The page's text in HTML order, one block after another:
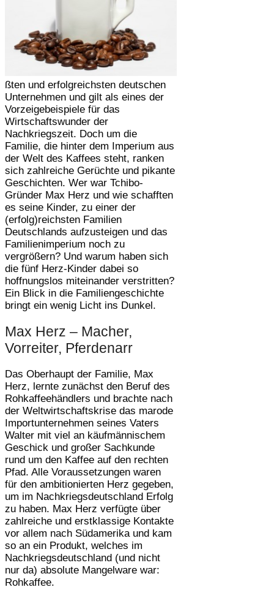
ßten und erfolgreichsten deutschen
Unternehmen und gilt als eines der
Vorzeigebeispiele für das
Wirtschaftswunder der
Nachkriegszeit. Doch um die
Familie, die hinter dem Imperium aus
der Welt des Kaffees steht, ranken
sich zahlreiche Gerüchte und pikante
Geschichten. Wer war Tchibo-
Gründer Max Herz und wie schafften
es seine Kinder, zu einer der
(erfolg)reichsten Familien
Deutschlands aufzusteigen und das
Familienimperium noch zu
vergrößern? Und warum haben sich
die fünf Herz-Kinder dabei so
hoffnungslos miteinander verstritten?
Ein Blick in die Familiengeschichte
bringt ein wenig Licht ins Dunkel.
Max Herz – Macher,
Vorreiter, Pferdenarr
Das Oberhaupt der Familie, Max
Herz, lernte zunächst den Beruf des
Rohkaffeehändlers und brachte nach
der Weltwirtschaftskrise das marode
Importunternehmen seines Vaters
Walter mit viel an käufmännischem
Geschick und großer Sachkunde
rund um den Kaffee auf den rechten
Pfad. Alle Voraussetzungen waren
für den ambitionierten Herz gegeben,
um im Nachkriegsdeutschland Erfolg
zu haben. Max Herz verfügte über
zahlreiche und erstklassige Kontakte
vor allem nach Südamerika und kam
so an ein Produkt, welches im
Nachkriegsdeutschland (und nicht
nur da) absolute Mangelware war:
Rohkaffee.